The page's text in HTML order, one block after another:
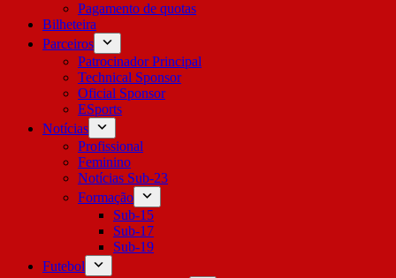
Pagamento de quotas
Bilheteira
Parceiros
Patrocinador Principal
Technical Sponsor
Oficial Sponsor
ESports
Notícias
Profissional
Feminino
Notícias Sub-23
Formação
Sub-15
Sub-17
Sub-19
Futebol